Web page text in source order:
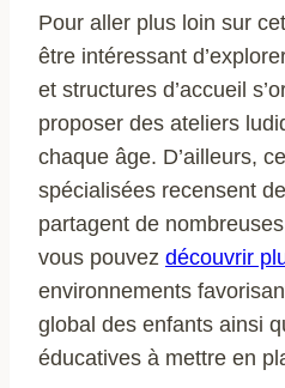
Pour aller plus loin sur
être intéressant
et structures d’accueil
proposer des ateliers
chaque âge. D’ailleurs,
spécialisées recensent
partagent de
vous pouvez découvrir
environnements
global des enfants ainsi
éducatives à mettre en